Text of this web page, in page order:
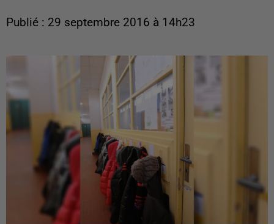
Publié : 29 septembre 2016 à 14h23